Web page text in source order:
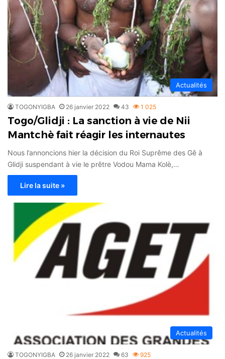
Actualités
TOGONYIGBA 26 janvier 2022 43 1 025
Togo/Glidji : La sanction à vie de Nii
Mantchè fait réagir les internautes
Nous l’annoncions hier la décision du Roi Suprême des Gê à
Glidji suspendant à vie le prêtre Vodou Mama Kolè,…
Lire la suite »
Actualités
TOGONYIGBA 26 janvier 2022 63 925